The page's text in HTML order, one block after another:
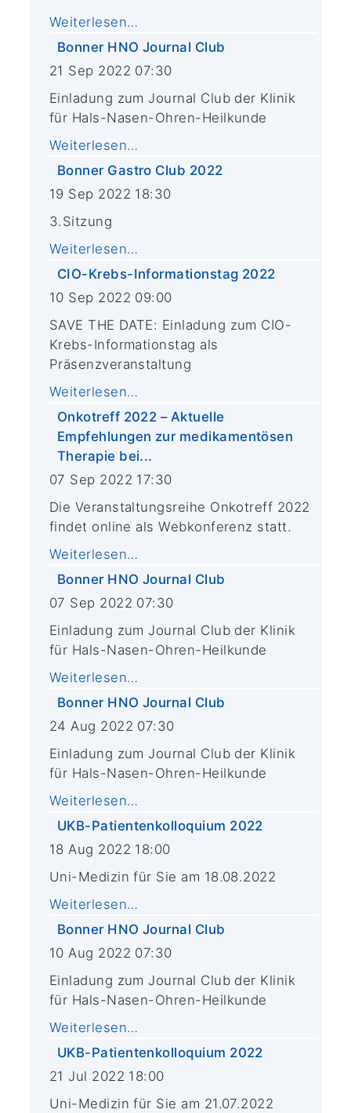
Weiterlesen…
Bonner HNO Journal Club
21 Sep 2022 07:30
Einladung zum Journal Club der Klinik
für Hals-Nasen-Ohren-Heilkunde
Weiterlesen…
Bonner Gastro Club 2022
19 Sep 2022 18:30
3.Sitzung
Weiterlesen…
CIO-Krebs-Informationstag 2022
10 Sep 2022 09:00
SAVE THE DATE: Einladung zum CIO-
Krebs-Informationstag als
Präsenzveranstaltung
Weiterlesen…
Onkotreff 2022 – Aktuelle
Empfehlungen zur medikamentösen
Therapie bei...
07 Sep 2022 17:30
Die Veranstaltungsreihe Onkotreff 2022
findet online als Webkonferenz statt.
Weiterlesen…
Bonner HNO Journal Club
07 Sep 2022 07:30
Einladung zum Journal Club der Klinik
für Hals-Nasen-Ohren-Heilkunde
Weiterlesen…
Bonner HNO Journal Club
24 Aug 2022 07:30
Einladung zum Journal Club der Klinik
für Hals-Nasen-Ohren-Heilkunde
Weiterlesen…
UKB-Patientenkolloquium 2022
18 Aug 2022 18:00
Uni-Medizin für Sie am 18.08.2022
Weiterlesen…
Bonner HNO Journal Club
10 Aug 2022 07:30
Einladung zum Journal Club der Klinik
für Hals-Nasen-Ohren-Heilkunde
Weiterlesen…
UKB-Patientenkolloquium 2022
21 Jul 2022 18:00
Uni-Medizin für Sie am 21.07.2022